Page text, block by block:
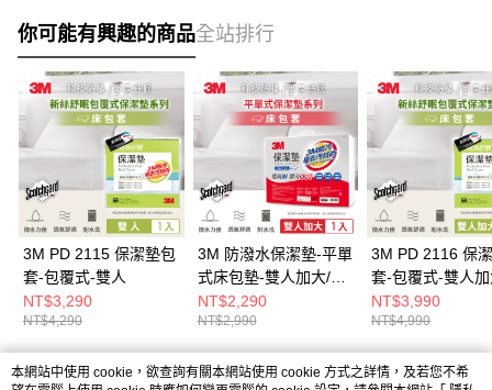
你可能有興趣的商品全站排行
3M PD 2115 保潔墊包
套-包覆式-雙人
NT$3,290
NT$4,290
3M 防潑水保潔墊-平單
式床包墊-雙人加大/防
汙防髒防潑水
NT$2,290
NT$2,990
3M PD 2116 保
套-包覆式-雙人
NT$3,990
NT$4,990
熱門標籤
本網站中使用 cookie，欲查詢有關本網站使用 cookie 方式之詳情，及若您不希